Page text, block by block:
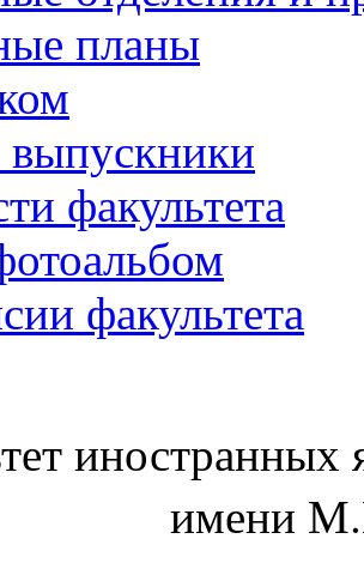
планы
факультета
факультета
имени